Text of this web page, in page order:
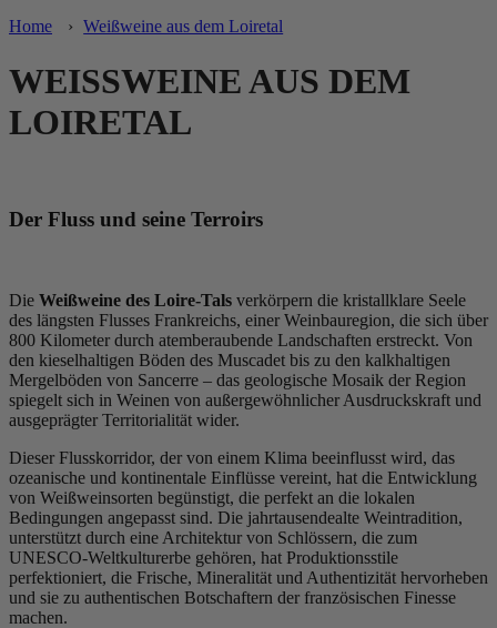
Home
› Weißweine aus dem Loiretal
WEISSWEINE AUS DEM
LOIRETAL
Der Fluss und seine Terroirs
Die Weißweine des Loire-Tals verkörpern die kristallklare Seele
des längsten Flusses Frankreichs, einer Weinbauregion, die sich über
800 Kilometer durch atemberaubende Landschaften erstreckt. Von
den kieselhaltigen Böden des Muscadet bis zu den kalkhaltigen
Mergelböden von Sancerre – das geologische Mosaik der Region
spiegelt sich in Weinen von außergewöhnlicher Ausdruckskraft und
ausgeprägter Territorialität wider.
Dieser Flusskorridor, der von einem Klima beeinflusst wird, das
ozeanische und kontinentale Einflüsse vereint, hat die Entwicklung
von Weißweinsorten begünstigt, die perfekt an die lokalen
Bedingungen angepasst sind. Die jahrtausendealte Weintradition,
unterstützt durch eine Architektur von Schlössern, die zum
UNESCO-Weltkulturerbe gehören, hat Produktionsstile
perfektioniert, die Frische, Mineralität und Authentizität hervorheben
und sie zu authentischen Botschaftern der französischen Finesse
machen.